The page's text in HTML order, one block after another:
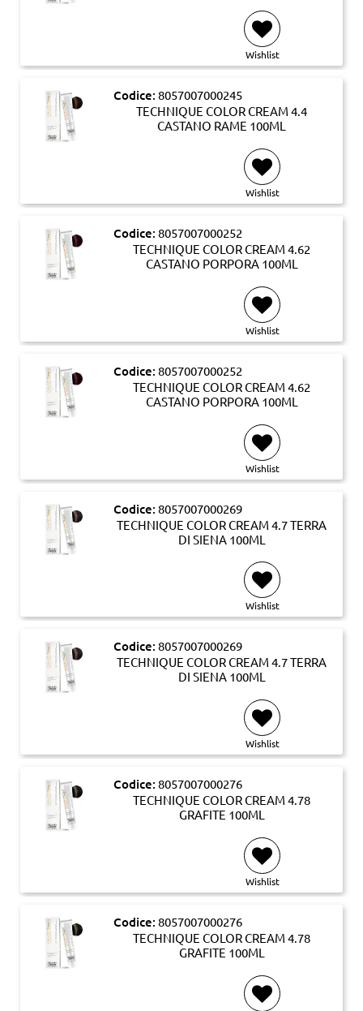
Wishlist
Codice: 8057007000245
TECHNIQUE COLOR CREAM 4.4
CASTANO RAME 100ML
Wishlist
Codice: 8057007000252
TECHNIQUE COLOR CREAM 4.62
CASTANO PORPORA 100ML
Wishlist
Codice: 8057007000252
TECHNIQUE COLOR CREAM 4.62
CASTANO PORPORA 100ML
Wishlist
Codice: 8057007000269
TECHNIQUE COLOR CREAM 4.7 TERRA
DI SIENA 100ML
Wishlist
Codice: 8057007000269
TECHNIQUE COLOR CREAM 4.7 TERRA
DI SIENA 100ML
Wishlist
Codice: 8057007000276
TECHNIQUE COLOR CREAM 4.78
GRAFITE 100ML
Wishlist
Codice: 8057007000276
TECHNIQUE COLOR CREAM 4.78
GRAFITE 100ML